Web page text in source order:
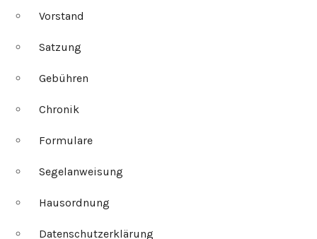
Vorstand
Satzung
Gebühren
Chronik
Formulare
Segelanweisung
Hausordnung
Datenschutzerklärung